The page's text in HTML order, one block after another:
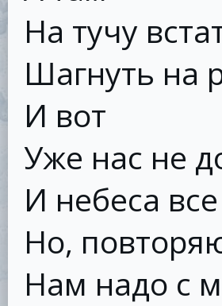
На тучу
Шагнуть на
И вот
Уже нас не
И небеса
Но,
Нам надо с